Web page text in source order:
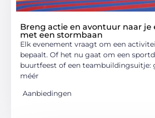
Breng actie en avontuur naar je
met een stormbaan
Elk evenement vraagt om een
bepaalt. Of het nu gaat om een
buurtfeest of een teambuildingsuitje:
méér
Aanbiedingen